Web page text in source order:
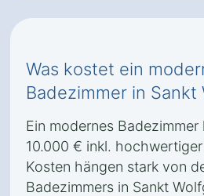
Was kostet ein
Badezimmer in Sankt
Ein modernes
10.000 € inkl.
Kosten hängen stark von
Badezimmers in Sankt